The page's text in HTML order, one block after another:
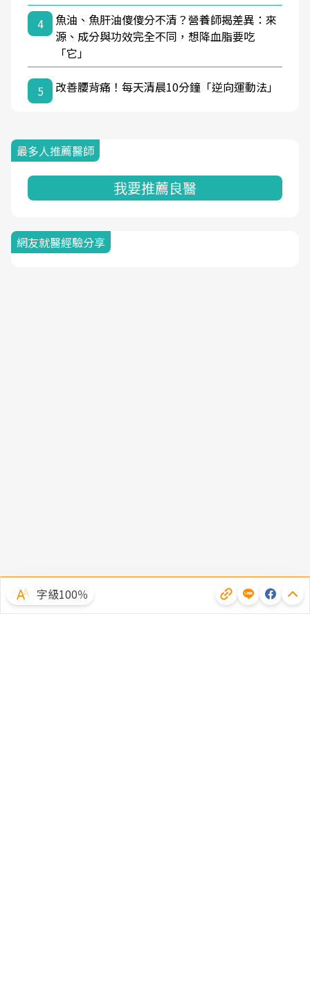
4
魚油、魚肝油傻傻分不清？營養師揭差異：來
源、成分與功效完全不同，想降血脂要吃
「它」
5 改善腰背痛！每天清晨10分鐘「逆向運動法」
最多人推薦醫師
我要推薦良醫
網友就醫經驗分享
字級100％